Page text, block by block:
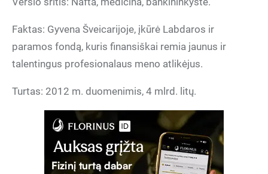
Faktas: Gyvena Šveicarijoje, įkūrė Labdaros ir
paramos fondą, kuris finansiškai remia jaunus ir
talentingus profesionalaus meno atlikėjus.
Turtas: 2012 m. duomenimis, 4 mlrd. litų.